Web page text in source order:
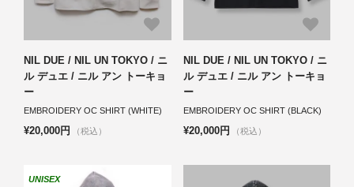
NIL DUE / NIL UN TOKYO / ニ
ル デュエ / ニル アン トーキョ
ー
EMBROIDERY OC SHIRT (WHITE)
¥20,000円 （税込）
NIL DUE / NIL UN TOKYO / ニ
ル デュエ / ニル アン トーキョ
ー
EMBROIDERY OC SHIRT (BLACK)
¥20,000円 （税込）
UNISEX